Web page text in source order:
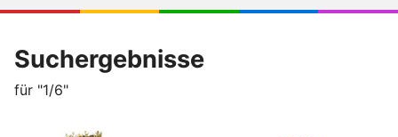
Suchergebnisse
für "1/6"